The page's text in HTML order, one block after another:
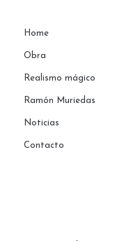
Home
Obra
Realismo mágico
Ramón Muriedas
Noticias
Contacto